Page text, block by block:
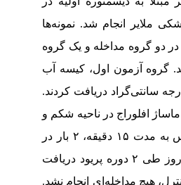
ملایر انجام شد. نمونه‌ها
دو گروه مداخله و یک گروه
گروه آزمون اول، کیسه آب
سانتی‌گراد دریافت کردند.
افلوراج در ناحیه شکم و
به مدت۱۵دقیقه،۲ بار در
طی ۲ دوره پریود دریافت
هیچ مداخله‌ای انجام نشد.